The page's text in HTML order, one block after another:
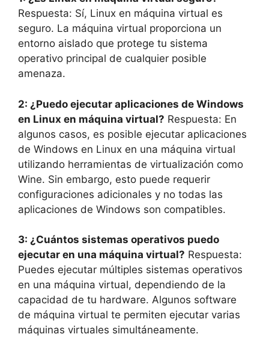
Respuesta: Sí, Linux en máquina virtual es
seguro. La máquina virtual proporciona un
entorno aislado que protege tu sistema
operativo principal de cualquier posible
amenaza.
2: ¿Puedo ejecutar aplicaciones de Windows
en Linux en máquina virtual? Respuesta: En
algunos casos, es posible ejecutar aplicaciones
de Windows en Linux en una máquina virtual
utilizando herramientas de virtualización como
Wine. Sin embargo, esto puede requerir
configuraciones adicionales y no todas las
aplicaciones de Windows son compatibles.
3: ¿Cuántos sistemas operativos puedo
ejecutar en una máquina virtual? Respuesta:
Puedes ejecutar múltiples sistemas operativos
en una máquina virtual, dependiendo de la
capacidad de tu hardware. Algunos software
de máquina virtual te permiten ejecutar varias
máquinas virtuales simultáneamente.